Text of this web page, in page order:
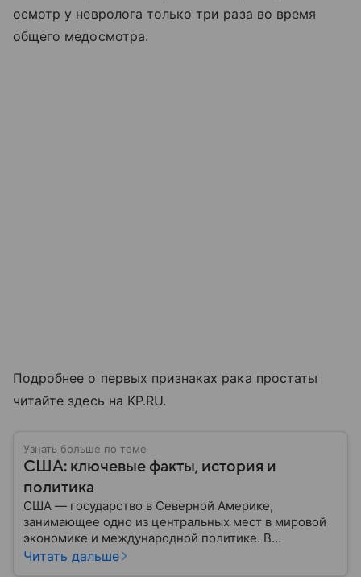
осмотр у невролога только три раза во время
общего медосмотра.
Подробнее о первых признаках рака простаты
читайте здесь на KP.RU.
Узнать больше по теме
США: ключевые факты, история и
политика
США — государство в Северной Америке,
занимающее одно из центральных мест в мировой
экономике и международной политике. В
материале — основные сведения об этой стране.
Читать дальше